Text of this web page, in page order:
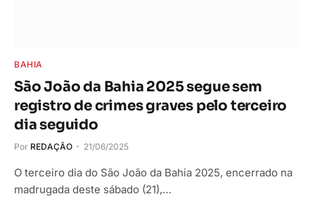
BAHIA
São João da Bahia 2025 segue sem
registro de crimes graves pelo terceiro
dia seguido
Por REDAÇÃO 21/06/2025
O terceiro dia do São João da Bahia 2025, encerrado na
madrugada deste sábado (21),…